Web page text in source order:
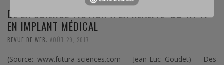
DE LA SCIENCE-FICTION À LA RÉALITÉ: DU WI-FI
EN IMPLANT MÉDICAL
REVUE DE WEB AOÛT 29, 2017
(Source: www.futura-sciences.com – Jean-Luc Goudet) – Des